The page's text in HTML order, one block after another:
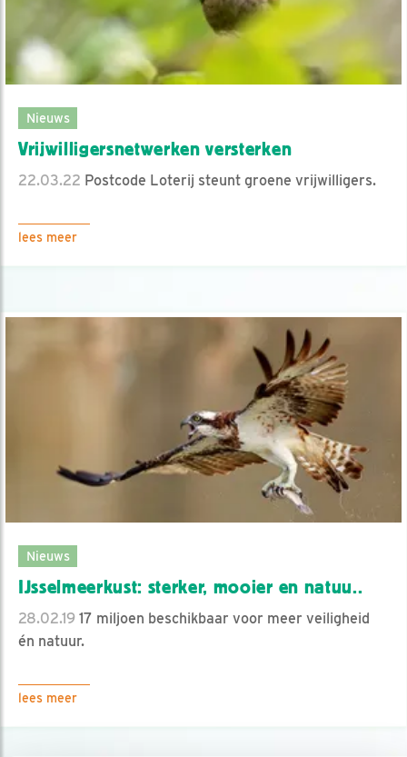
Nieuws
Vrijwilligers­netwerken versterken
22.03.22 Postcode Loterij steunt groene vrijwilligers.
lees meer
Nieuws
IJsselmeerkust: sterker, mooier en natuu..
28.02.19 17 miljoen beschikbaar voor meer veiligheid
én natuur.
lees meer